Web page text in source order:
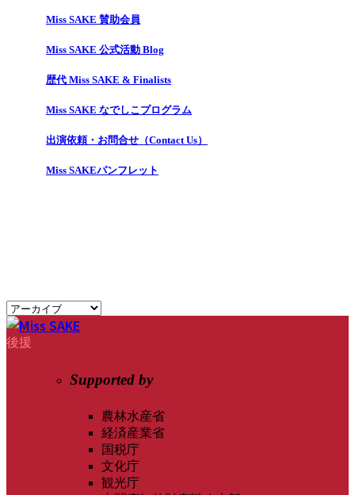
Miss SAKE 賛助会員
Miss SAKE 公式活動 Blog
歴代 Miss SAKE & Finalists
Miss SAKE なでしこプログラム
出演依頼・お問合せ（Contact Us）
Miss SAKEパンフレット
後援
Supported by
農林水産省
経済産業省
国税庁
文化庁
観光庁